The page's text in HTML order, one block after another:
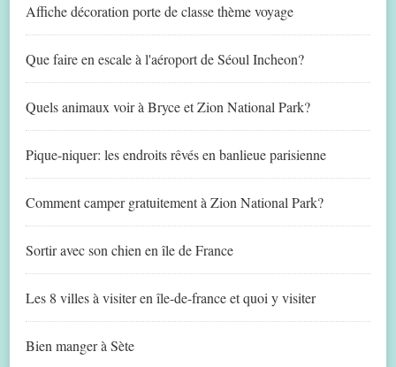
Affiche décoration porte de classe thème voyage
Que faire en escale à l'aéroport de Séoul Incheon?
Quels animaux voir à Bryce et Zion National Park?
Pique-niquer: les endroits rêvés en banlieue parisienne
Comment camper gratuitement à Zion National Park?
Sortir avec son chien en île de France
Les 8 villes à visiter en île-de-france et quoi y visiter
Bien manger à Sète